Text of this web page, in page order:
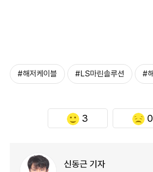
#해저케이블 #LS마린솔루션 #
3 0
신동근 기자